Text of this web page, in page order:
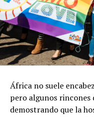
África no suele
pero algunos
demostrando que la